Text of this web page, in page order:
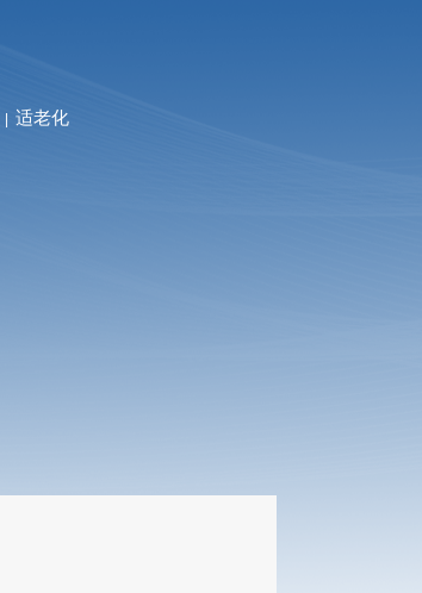
|适老化